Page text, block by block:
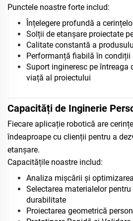
Punctele noastre forte includ:
Înțelegere profundă a
Solții de etanșare proiectate
Calitate constantă a
Performanță fiabilă în condiții
Suport ingineresc pe întreaga
viață al proiectului
Capacități de Inginerie
Fiecare aplicație robotică are
îndeaproape cu clienții pentru a
etanșare.
Capacitățile noastre includ:
Analiza mișcării și
Selectarea materialelor
durabilitate
Proiectarea geometrică